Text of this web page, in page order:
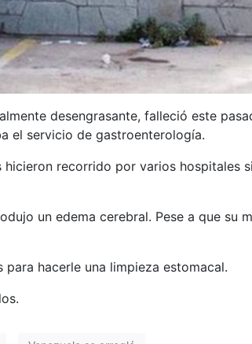
desengrasante, falleció este
el servicio de gastroenterología.
recorrido por varios hospitales
un edema cerebral. Pese a que su
hacerle una limpieza estomacal.